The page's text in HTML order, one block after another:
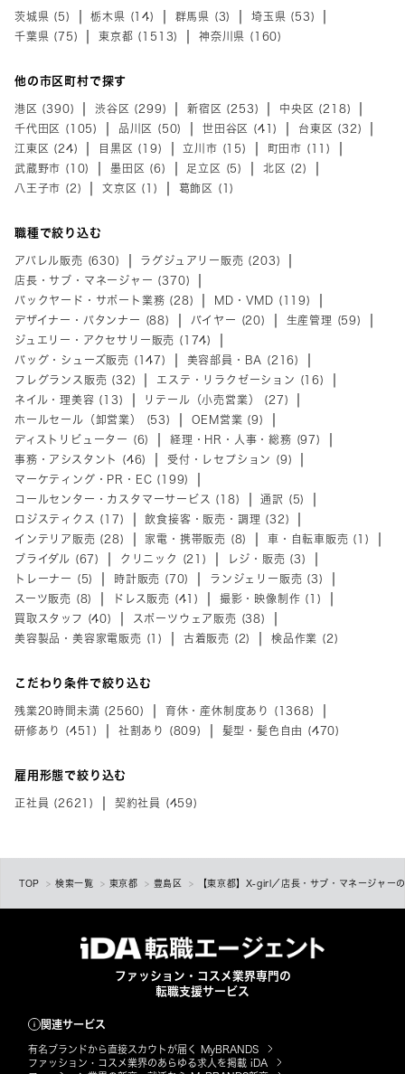
茨城県 (5) 栃木県 (14) 群馬県 (3)
埼玉県 (53)
千葉県 (75)
東京都 (1513) 神奈川県 (160)
他の市区町村で探す
港区 (390) 渋谷区 (299) 新宿区 (253)
中央区 (218)
千代田区 (105)
品川区 (50) 世田谷区 (41)
台東区 (32)
江東区 (24)
目黒区 (19) 立川市 (15)
町田市 (11)
武蔵野市 (10)
墨田区 (6) 足立区 (5)
北区 (2)
八王子市 (2)
文京区 (1) 葛飾区 (1)
職種で絞り込む
アパレル販売 (630)
ラグジュアリー販売 (203)
店長・サブ・マネージャー (370)
バックヤード・サポート業務 (28)
MD・VMD (119)
デザイナー・パタンナー (88)
バイヤー (20)
生産管理 (59)
ジュエリー・アクセサリー販売 (174)
バッグ・シューズ販売 (147)
美容部員・BA (216)
フレグランス販売 (32)
エステ・リラクゼーション (16)
ネイル・理美容 (13)
リテール（小売営業） (27)
ホールセール（卸営業） (53)
OEM営業 (9)
ディストリビューター (6)
経理・HR・人事・総務 (97)
事務・アシスタント (46)
受付・レセプション (9)
マーケティング・PR・EC (199)
コールセンター・カスタマーサービス (18)
通訳 (5)
ロジスティクス (17)
飲食接客・販売・調理 (32)
インテリア販売 (28)
家電・携帯販売 (8)
車・自転車販売 (1)
ブライダル (67)
クリニック (21)
レジ・販売 (3)
トレーナー (5)
時計販売 (70)
ランジェリー販売 (3)
スーツ販売 (8)
ドレス販売 (41)
撮影・映像制作 (1)
買取スタッフ (40)
スポーツウェア販売 (38)
美容製品・美容家電販売 (1)
古着販売 (2) 検品作業 (2)
こだわり条件で絞り込む
残業20時間未満 (2560)
育休・産休制度あり (1368)
研修あり (451)
社割あり (809) 髪型・髪色自由 (470)
雇用形態で絞り込む
正社員 (2621) 契約社員 (459)
TOP 検索一覧 東京都 豊島区 【東京都】X-girl／店長・サブ・マネージャー
ファッション・コスメ業界専門の
転職支援サービス
関連サービス
有名ブランドから直接スカウトが届く MyBRANDS
ファッション・コスメ業界のあらゆる求人を掲載 iDA